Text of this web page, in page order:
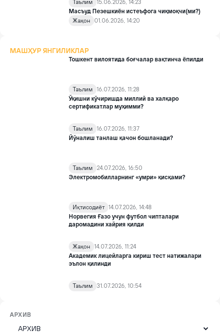
хизматчиси сифатида ноқонуний ишлашга мажбур бўлмоқда.
Таълим
15.06.2026, 14:23
Масъуд Пезешкиён истеъфога чиқмоқчи(ми?)
Жаҳон
01.06.2026, 14:20
МАШҲУР ЯНГИЛИКЛАР
Тошкент вилоятида боғчалар вақтинча ёпилди
Таълим
16.07.2026, 11:28
Ўқишни кўчиришда миллий ва халқаро
сертификатлар муҳимми?
Таълим
16.07.2026, 11:37
Йўналиш танлаш қачон бошланади?
Таълим
24.07.2026, 16:50
Электромобилларнинг «умри» қисқами?
Иқтисодиёт 14.07.2026, 14:48
Норвегия Ғазо учун футбол чипталари
даромадини хайрия қилди
Жаҳон
14.07.2026, 11:24
Академик лицейларга кириш тест натижалари
эълон қилинди
Таълим 31.07.2026, 10:54
АРХИВ